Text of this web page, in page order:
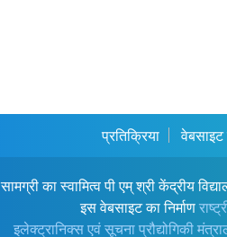
प्रतिक्रिया वेबसाइट
सामग्री का स्वामित्व पी एम् श्री केंद्रीय
इस वेबसाइट का निर्माण
इलेक्ट्रानिक्स एवं सूचना प्रौद्योगिकी